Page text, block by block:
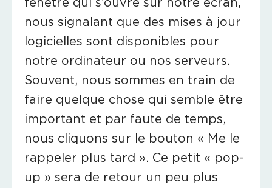
nous signalant que des mises à jour
logicielles sont disponibles pour
notre ordinateur ou nos serveurs.
Souvent, nous sommes en train de
faire quelque chose qui semble être
important et par faute de temps,
nous cliquons sur le bouton « Me le
rappeler plus tard ». Ce petit « pop-
up » sera de retour un peu plus